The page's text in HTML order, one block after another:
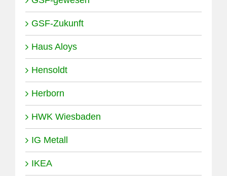
GSF-Zukunft
Haus Aloys
Hensoldt
Herborn
HWK Wiesbaden
IG Metall
IKEA